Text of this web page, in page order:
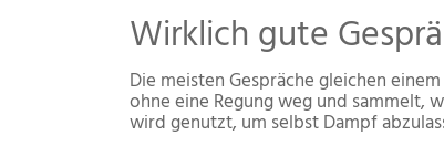
Wirklich gute
Die meisten Gespräche gleichen
ohne eine Regung weg und sammelt,
wird genutzt, um selbst Dampf